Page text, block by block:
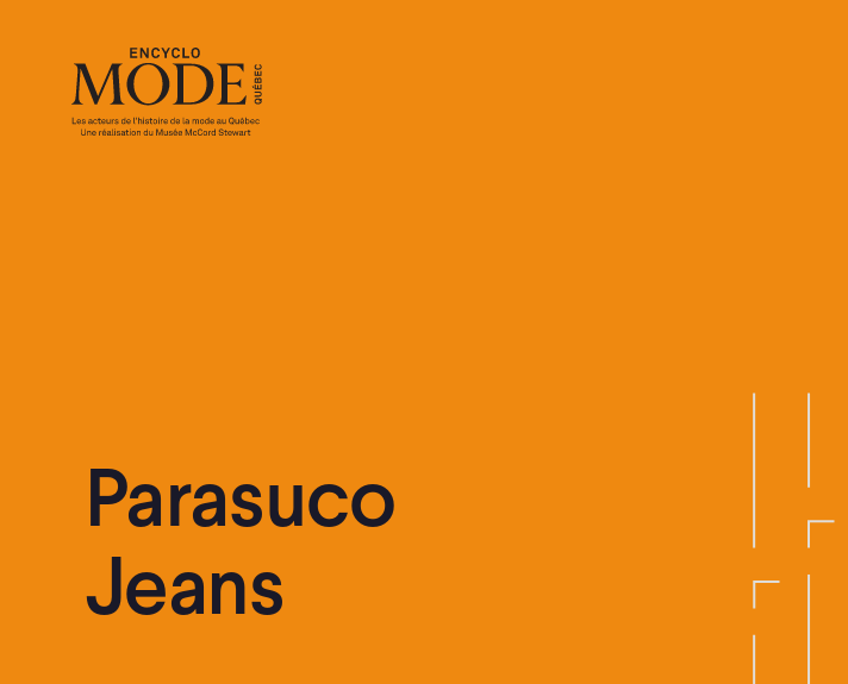
Parasuco
Jeans